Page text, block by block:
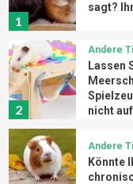
1
sagt?
2
Andere
Lassen
nicht
Andere
Könnte